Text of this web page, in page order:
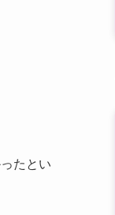
たとい